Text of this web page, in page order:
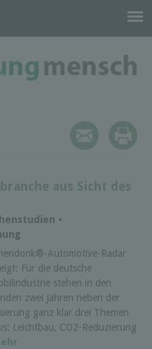
aus Sicht des
•
Automotive-Radar
Für die deutsche
stehen in den
zwei Jahren neben der
ganz klar drei Themen
Leichtbau, CO2-Reduzierung